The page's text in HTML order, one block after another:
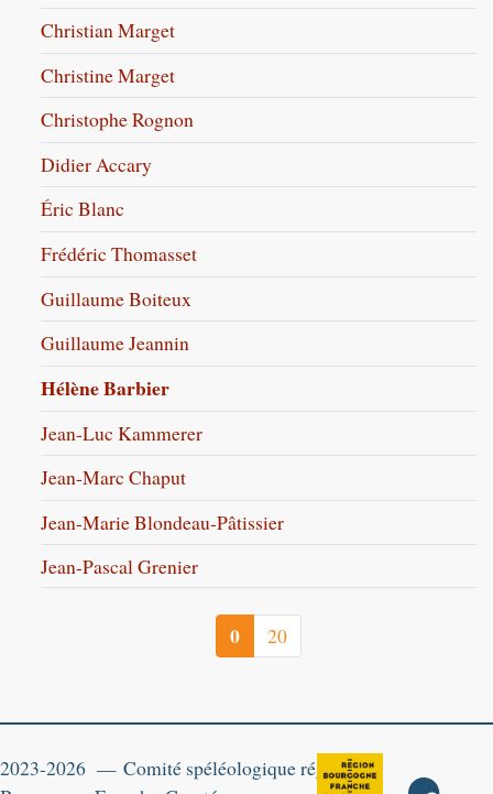
Christian Marget
Christine Marget
Christophe Rognon
Didier Accary
Éric Blanc
Frédéric Thomasset
Guillaume Boiteux
Guillaume Jeannin
Hélène Barbier
Jean-Luc Kammerer
Jean-Marc Chaput
Jean-Marie Blondeau-Pâtissier
Jean-Pascal Grenier
0 20
2023-2026 — Comité spéléologique régional